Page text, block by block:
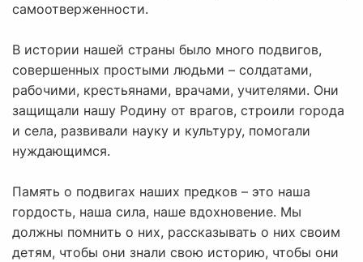
самоотверженности.
В истории нашей страны было много подвигов,
совершенных простыми людьми – солдатами,
рабочими, крестьянами, врачами, учителями. Они
защищали нашу Родину от врагов, строили города
и села, развивали науку и культуру, помогали
нуждающимся.
Память о подвигах наших предков – это наша
гордость, наша сила, наше вдохновение. Мы
должны помнить о них, рассказывать о них своим
детям, чтобы они знали свою историю, чтобы они